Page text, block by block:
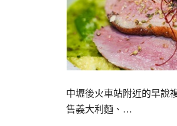
中壢後火車站附近的早說
售義大利麵、…